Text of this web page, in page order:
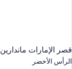
قصر الإمارات
الرأس الأخضر